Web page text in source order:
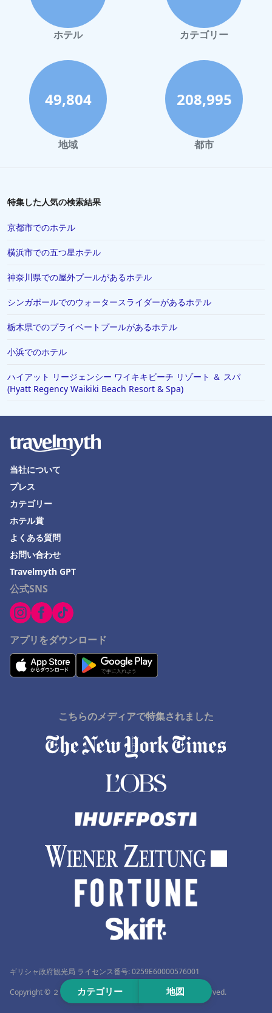
ハワイイでのホテル
鎌倉市でのホテル
静岡市でのホテル
川崎市でのホテル
与論でのホテル
倉敷市でのホテル
蒲郡市でのホテル
三島市でのホテル
岐阜市でのホテル
米子市でのホテル
調布市でのホテル
鈴鹿市でのホテル
与那国でのホテル
愛媛県でのホテル
湯沢町でのホテル
福知山市でのホテル
石巻市でのホテル
Nakashibetsuでのホテル
Monbetsuでのホテル
串本町でのホテル
カテゴリー 地図
ホテル カテゴリー
49,804
地域
208,995
都市
特集した人気の検索結果
京都市でのホテル
横浜市での五つ星ホテル
神奈川県での屋外プールがあるホテル
シンガポールでのウォータースライダーがあるホテル
栃木県でのプライベートプールがあるホテル
小浜でのホテル
ハイアット リージェンシー ワイキキビーチ リゾート ＆ スパ
(Hyatt Regency Waikiki Beach Resort & Spa)
公式SNS
アプリをダウンロード
当社について
プレス
カテゴリー
ホテル賞
よくある質問
お問い合わせ
Travelmyth GPT
こちらのメディアで特集されました
ギリシャ政府観光局 ライセンス番号: 0259Ε60000576001
Copyright © ２０１２–２０２６ Travelmyth™. All rights reserved.